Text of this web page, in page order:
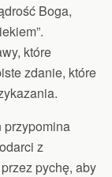
Boga,
które
zdanie, które
przypomina
z
pychę, aby